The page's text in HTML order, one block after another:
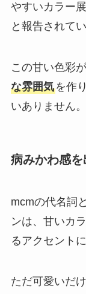
やすいカラー
と報告されてい
この甘い色彩が
な雰囲気を作
いありません。
病みかわ感
mcmの代名詞
ンは、甘いカ
るアクセント
ただ可愛いだ